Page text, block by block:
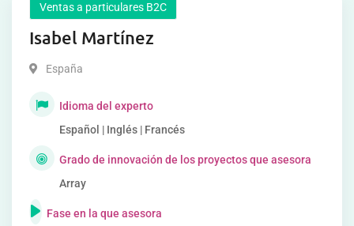
Ventas a particulares B2C
Isabel Martínez
España
Idioma del experto
Español | Inglés | Francés
Grado de innovación de los proyectos que asesora
Array
Fase en la que asesora